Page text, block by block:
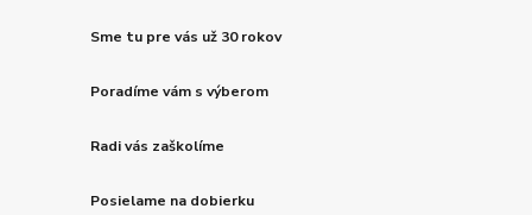
Sme tu pre vás už 30 rokov
Poradíme vám s výberom
Radi vás zaškolíme
Posielame na dobierku